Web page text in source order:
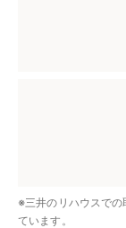
※三井のリハウスで
ています。